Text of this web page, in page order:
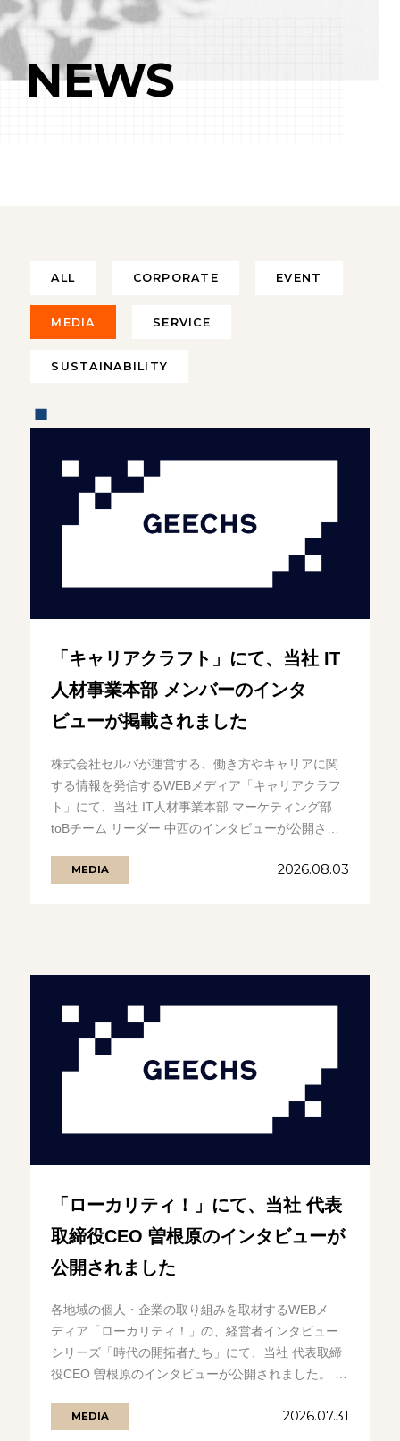
NEWS
ALL CORPORATE EVENT
MEDIA SERVICE
SUSTAINABILITY
「キャリアクラフト」にて、当社 IT
人材事業本部 メンバーのインタ
ビューが掲載されました
株式会社セルバが運営する、働き方やキャリアに関
する情報を発信するWEBメディア「キャリアクラフ
ト」にて、当社 IT人材事業本部 マーケティング部
toBチーム リーダー 中西のインタビューが公開され
MEDIA 2026.08.03
「ローカリティ！」にて、当社 代表
取締役CEO 曽根原のインタビューが
公開されました
各地域の個人・企業の取り組みを取材するWEBメ
ディア「ローカリティ！」の、経営者インタビュー
シリーズ「時代の開拓者たち」にて、当社 代表取締
役CEO 曽根原のインタビューが公開されました。 IT
MEDIA 2026.07.31